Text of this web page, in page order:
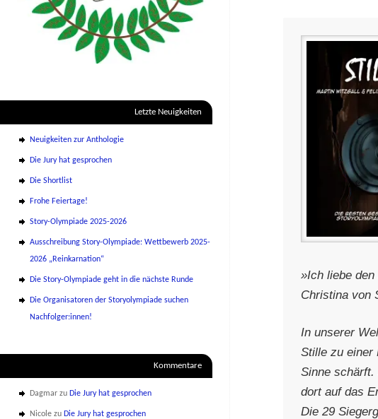
»Ich liebe
Christina von
In unserer
Stille zu einer
Sinne
dort auf das
Die 29
Letzte Neuigkeiten
Neuigkeiten zur Anthologie
Die Jury hat gesprochen
Die Shortlist
Frohe Feiertage!
Story-Olympiade 2025-2026
Ausschreibung Story-Olympiade: Wettbewerb 2025-
2026 „Reinkarnation“
Die Story-Olympiade geht in die nächste Runde
Die Organisatoren der Storyolympiade suchen
Nachfolger:innen!
Kommentare
Dagmar zu Die Jury hat gesprochen
Nicole zu Die Jury hat gesprochen